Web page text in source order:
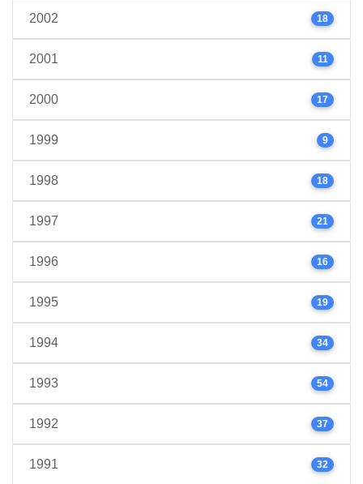
2002 18
2001 11
2000 17
1999 9
1998 18
1997 21
1996 16
1995 19
1994 34
1993 54
1992 37
1991 32